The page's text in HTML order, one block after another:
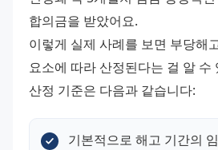
합의금을 받았어요.
이렇게 실제 사례를 보면 부당해
요소에 따라 산정된다는 걸 알 수
산정 기준은 다음과 같습니다:
기본적으로 해고 기간의